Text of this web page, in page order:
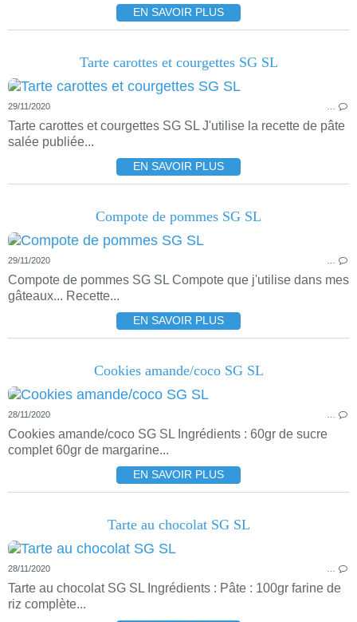
EN SAVOIR PLUS
Tarte carottes et courgettes SG SL
29/11/2020
Tarte carottes et courgettes SG SL J'utilise la recette de pâte
salée publiée...
EN SAVOIR PLUS
Compote de pommes SG SL
29/11/2020
Compote de pommes SG SL Compote que j'utilise dans mes
gâteaux... Recette...
EN SAVOIR PLUS
Cookies amande/coco SG SL
28/11/2020
Cookies amande/coco SG SL Ingrédients : 60gr de sucre
complet 60gr de margarine...
EN SAVOIR PLUS
Tarte au chocolat SG SL
28/11/2020
Tarte au chocolat SG SL Ingrédients : Pâte : 100gr farine de
riz complète...